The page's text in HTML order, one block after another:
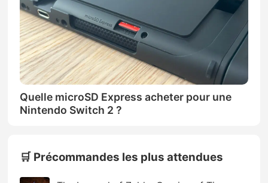
Quelle microSD Express acheter pour une
Nintendo Switch 2 ?
🛒 Précommandes les plus attendues